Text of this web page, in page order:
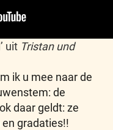
uit Tristan und
ik u mee naar de
de
daar geldt: ze
gradaties!!